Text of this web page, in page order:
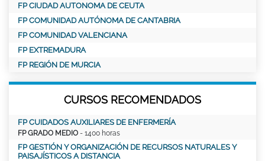
FP CIUDAD AUTONOMA DE CEUTA
FP COMUNIDAD AUTÓNOMA DE CANTABRIA
FP COMUNIDAD VALENCIANA
FP EXTREMADURA
FP REGIÓN DE MURCIA
CURSOS RECOMENDADOS
FP CUIDADOS AUXILIARES DE ENFERMERÍA
FP GRADO MEDIO - 1400 horas
FP GESTIÓN Y ORGANIZACIÓN DE RECURSOS NATURALES Y
PAISAJÍSTICOS A DISTANCIA